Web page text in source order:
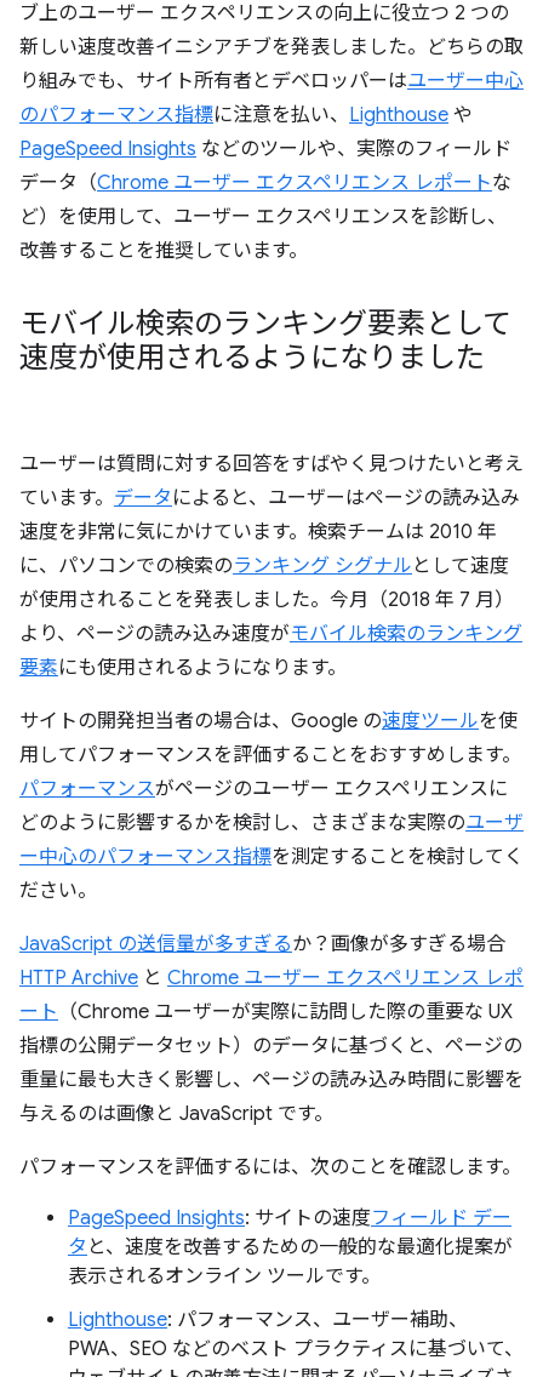
ブ上のユーザー エクスペリエンスの向上に役立つ 2 つの
新しい速度改善イニシアチブを発表しました。どちらの取
り組みでも、サイト所有者とデベロッパーはユーザー中心
のパフォーマンス指標に注意を払い、 Lighthouse や
PageSpeed Insights などのツールや、実際のフィールド
データ（Chrome ユーザー エクスペリエンス レポートな
ど）を使用して、ユーザー エクスペリエンスを診断し、
改善することを推奨しています。
モバイル検索のランキング要素として
速度が使用されるようになりました
ユーザーは質問に対する回答をすばやく見つけたいと考え
ています。 データ によると、ユーザーはページの読み込み
速度を非常に気にかけています。検索チームは 2010 年
に、パソコンでの検索のランキング シグナル として速度
が使用されることを発表しました。今月（2018 年 7 月）
より、ページの読み込み速度がモバイル検索のランキング
要素にも使用されるようになります。
サイトの開発担当者の場合は、Google の速度ツールを使
用してパフォーマンスを評価することをおすすめします。
パフォーマンスがページのユーザー エクスペリエンスに
どのように影響するかを検討し、さまざまな実際のユーザ
ー中心のパフォーマンス指標を測定することを検討してく
ださい。
JavaScript の送信量が多すぎるか？画像が多すぎる場合
HTTP Archive と Chrome ユーザー エクスペリエンス レポ
ート （Chrome ユーザーが実際に訪問した際の重要な UX
指標の公開データセット）のデータに基づくと、ページの
重量に最も大きく影響し、ページの読み込み時間に影響を
与えるのは画像と JavaScript です。
パフォーマンスを評価するには、次のことを確認します。
PageSpeed Insights: サイトの速度フィールド デー
タ と、速度を改善するための一般的な最適化提案が
表示されるオンライン ツールです。
Lighthouse: パフォーマンス、ユーザー補助、
PWA、SEO などのベスト プラクティスに基づいて、